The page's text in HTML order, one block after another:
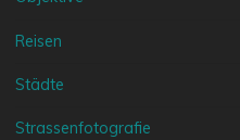
Reisen
Städte
Strassenfotografie